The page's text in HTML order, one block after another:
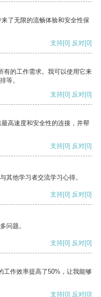
了无限的流畅体验和安全性保
支持[0] 反对[0]
有的工作需求。我可以使用它来
等。
支持[0] 反对[0]
高速度和安全性的连接，并帮
支持[0] 反对[0]
其他学习者交流学习心得。
支持[0] 反对[0]
问题。
支持[0] 反对[0]
工作效率提高了50%，让我能够
支持[0] 反对[0]